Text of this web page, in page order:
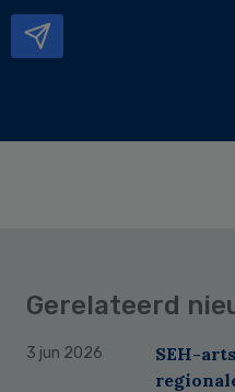
Gerelateerd
3 jun 2026
SEH-